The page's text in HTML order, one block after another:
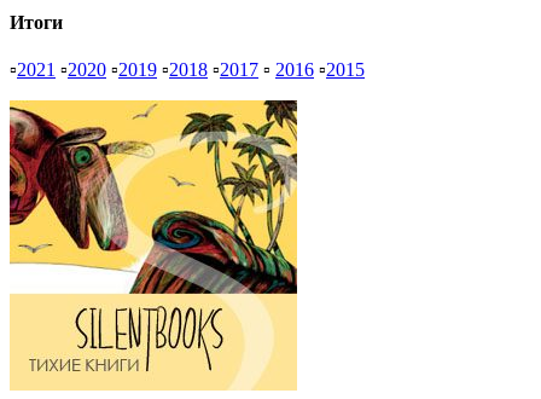
Итоги
▫2021 ▫2020 ▫2019 ▫2018 ▫2017 ▫ 2016 ▫2015